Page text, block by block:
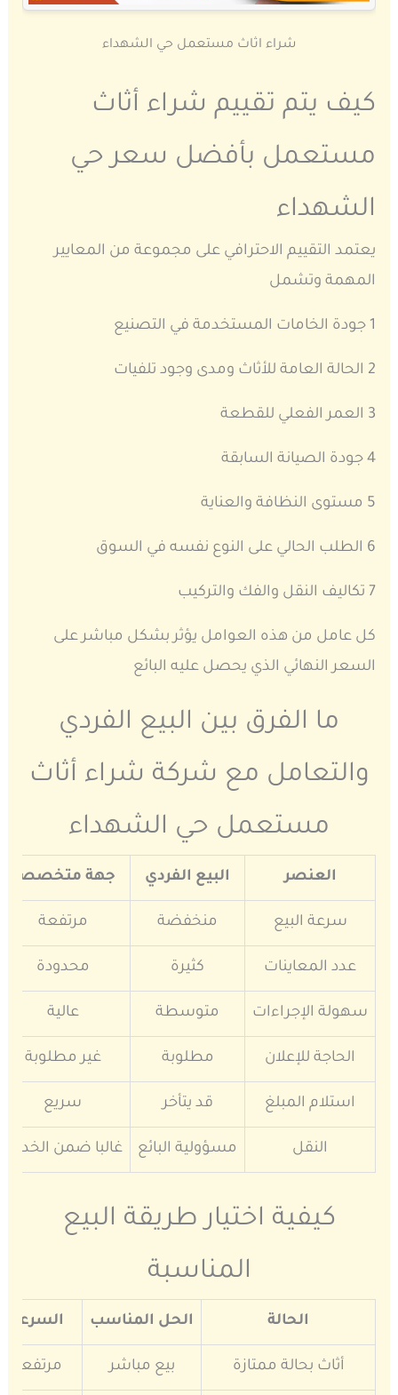
شراء اثاث مستعمل حي الشهداء
كيف يتم تقييم شراء أثاث
مستعمل بأفضل سعر حي
الشهداء
يعتمد التقييم الاحترافي على مجموعة من المعايير
المهمة وتشمل
1 جودة الخامات المستخدمة في التصنيع
2 الحالة العامة للأثاث ومدى وجود تلفيات
3 العمر الفعلي للقطعة
4 جودة الصيانة السابقة
5 مستوى النظافة والعناية
6 الطلب الحالي على النوع نفسه في السوق
7 تكاليف النقل والفك والتركيب
كل عامل من هذه العوامل يؤثر بشكل مباشر على
السعر النهائي الذي يحصل عليه البائع
ما الفرق بين البيع الفردي
والتعامل مع شركة شراء أثاث
مستعمل حي الشهداء
العنصر البيع الفردي جهة متخصصة
سرعة البيع منخفضة مرتفعة
عدد المعاينات كثيرة محدودة
سهولة الإجراءات متوسطة عالية
الحاجة للإعلان مطلوبة غير مطلوبة
استلام المبلغ قد يتأخر سريع
النقل مسؤولية البائع غالبا ضمن الخدمة
كيفية اختيار طريقة البيع
المناسبة
الحالة الحل المناسب السرعة
أثاث بحالة ممتازة بيع مباشر مرتفعة